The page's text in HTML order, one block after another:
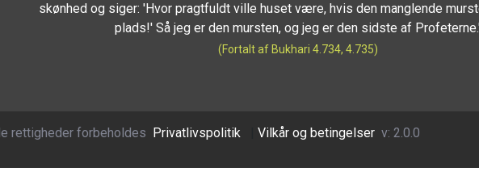
skønhed og siger: 'Hvor pragtfuldt ville huset være, hvis den manglende
plads!' Så jeg er den mursten, og jeg er den sidste af
(Fortalt af Bukhari 4.734, 4.735)
rettigheder forbeholdes Privatlivspolitik Vilkår og betingelser v: 2.0.0